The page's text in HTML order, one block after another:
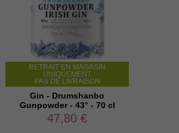
RETRAIT EN MAGASIN
UNIQUEMENT
PAS DE LIVRAISON
Gin - Drumshanbo
Gunpowder - 43° - 70 cl
47,80 €